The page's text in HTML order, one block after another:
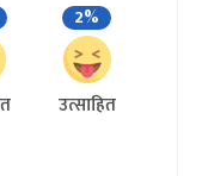
2%
उत्साहित